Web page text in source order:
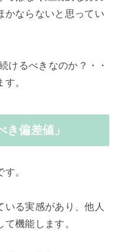
かならないと思ってい
けるべきなのか？・・
。
偏差値」
。
いる実感があり、他人
機能します。